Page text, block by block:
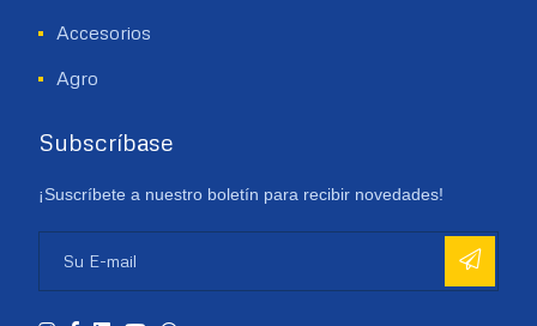
Accesorios
Agro
Subscríbase
¡Suscríbete a nuestro boletín para recibir novedades!